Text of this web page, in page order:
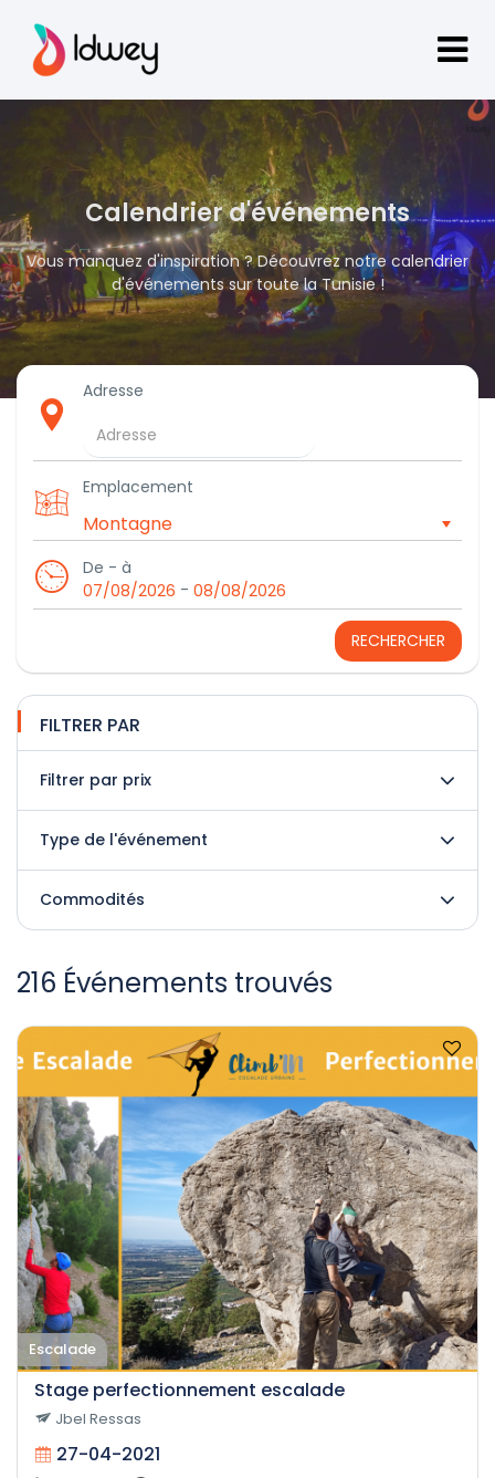
Calendrier d'événements
Vous manquez d'inspiration ? Découvrez notre calendrier
d'événements sur toute la Tunisie !
Adresse
Emplacement
De - à
07/08/2026 - 08/08/2026
RECHERCHER
FILTRER PAR
Filtrer par prix
Type de l'événement
Commodités
216 Événements trouvés
Escalade
Stage perfectionnement escalade
Jbel Ressas
27-04-2021